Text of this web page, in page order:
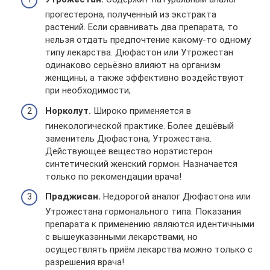
прогестерона, полученный из экстракта
растений. Если сравнивать два препарата, то
нельзя отдать предпочтение какому-то одному
типу лекарства. Дюфастон или Утрожестан
одинаково серьёзно влияют на организм
женщины, а также эффективно воздействуют
при необходимости;
Норколут. Широко применяется в
гинекологической практике. Более дешёвый
заменитель Дюфастона, Утрожестана.
Действующее вещество норэтистерон
синтетический женский гормон. Назначается
только по рекомендации врача!
Праджисан. Недорогой аналог Дюфастона или
Утрожестана гормонального типа. Показания
препарата к применению являются идентичными
с вышеуказанными лекарствами, но
осуществлять приём лекарства можно только с
разрешения врача!